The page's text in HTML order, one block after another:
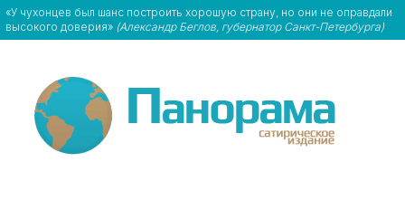
«У чухонцев был шанс построить хорошую страну, но они не оправдали
высокого доверия» (Александр Беглов, губернатор Санкт-Петербурга)